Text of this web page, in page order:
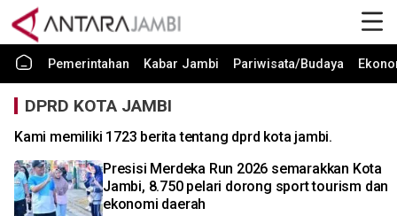
Pemerintahan Kabar Jambi Pariwisata/Budaya
DPRD KOTA JAMBI
Kami memiliki 1723 berita tentang dprd kota jambi.
Presisi Merdeka Run 2026 semarakkan Kota
Jambi, 8.750 pelari dorong sport tourism dan
ekonomi daerah